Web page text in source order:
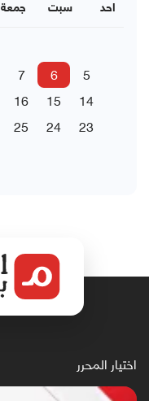
جمعة سبت احد
5
6
7
14
15
16
23
24
25
اختيار المحرر